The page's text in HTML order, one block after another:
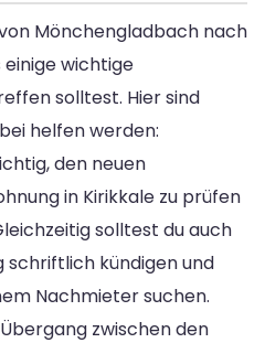
Mönchengladbach nach
wichtige
solltest. Hier sind
helfen werden:
den neuen
in Kirikkale zu prüfen
solltest du auch
kündigen und
Nachmieter suchen.
zwischen den